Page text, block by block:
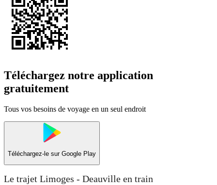
Téléchargez notre application
gratuitement
Tous vos besoins de voyage en un seul endroit
Téléchargez-le sur Google Play
Le trajet Limoges - Deauville en train